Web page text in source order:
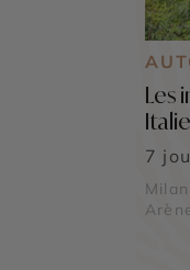
Les
7